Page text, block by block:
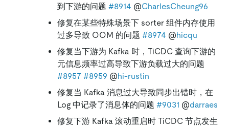
到下游的问题 #8914 @CharlesCheung96
修复在某些特殊场景下 sorter 组件内存使用
过多导致 OOM 的问题 #8974 @hicqu
修复当下游为 Kafka 时，TiCDC 查询下游的
元信息频率过高导致下游负载过大的问题
#8957 #8959 @hi-rustin
修复当 Kafka 消息过大导致同步出错时，在
Log 中记录了消息体的问题 #9031 @darraes
修复下游 Kafka 滚动重启时 TiCDC 节点发生